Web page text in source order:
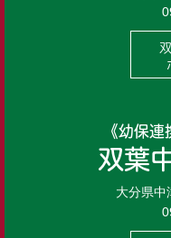
《幼保
双葉
大分県中